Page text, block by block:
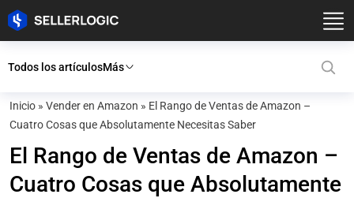
Todos los artículosMás
Inicio » Vender en Amazon » El Rango de Ventas de Amazon –
Cuatro Cosas que Absolutamente Necesitas Saber
El Rango de Ventas de Amazon –
Cuatro Cosas que Absolutamente